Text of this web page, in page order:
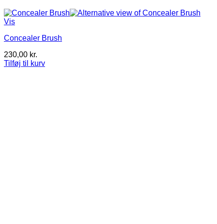
Vis
Concealer Brush
230,00 kr.
Tilføj til kurv